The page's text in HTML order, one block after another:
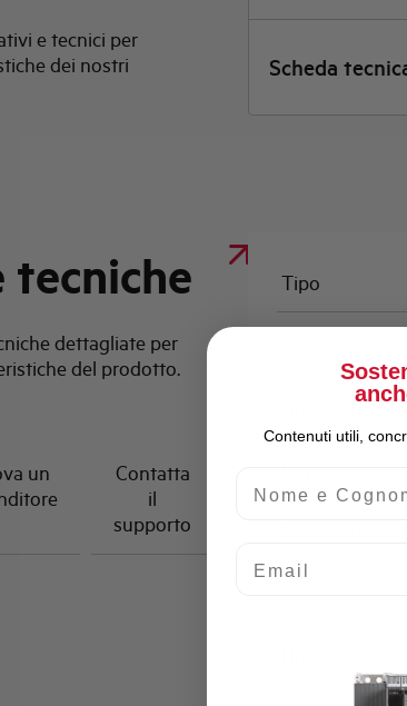
e tecnici per
dei nostri
Scheda
tecniche
dettagliate per
del prodotto.
un
Contatta
il
supporto
Tipo
Grado di
Contenuti utili,